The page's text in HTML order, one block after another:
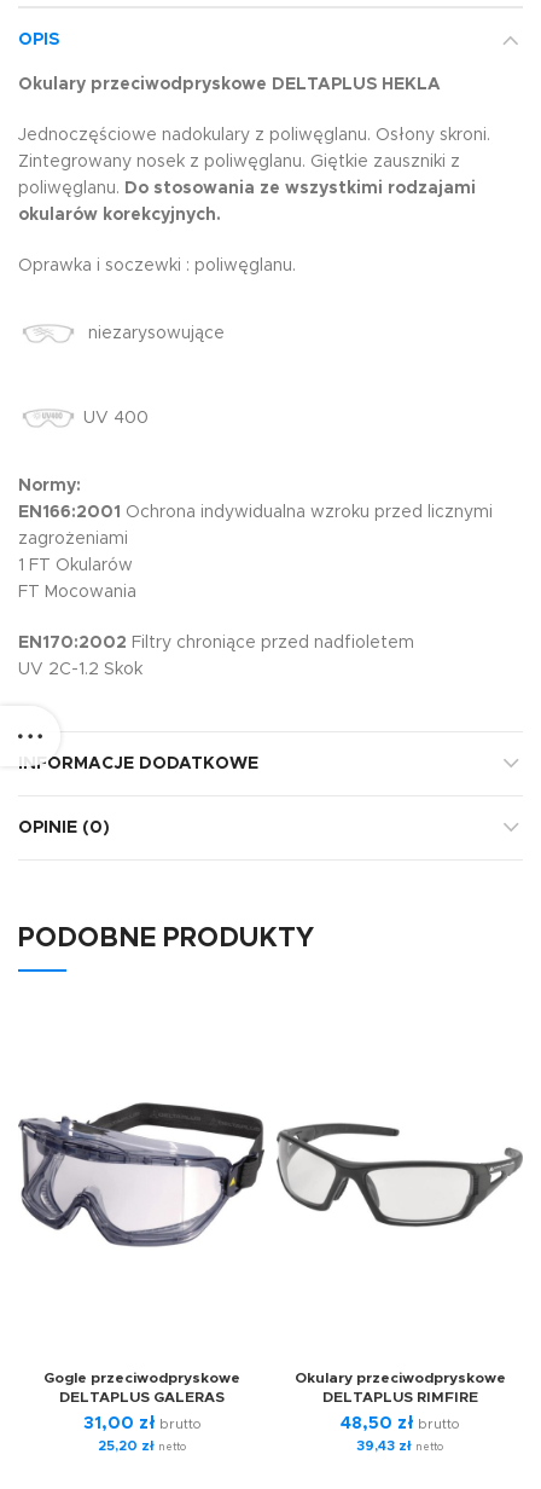
OPIS
Okulary przeciwodpryskowe DELTAPLUS HEKLA
Jednoczęściowe nadokulary z poliwęglanu. Osłony skroni.
Zintegrowany nosek z poliwęglanu. Giętkie zauszniki z
poliwęglanu. Do stosowania ze wszystkimi rodzajami
okularów korekcyjnych.
Oprawka i soczewki : poliwęglanu.
niezarysowujące
UV 400
Normy:
EN166:2001 Ochrona indywidualna wzroku przed licznymi
zagrożeniami
1 FT Okularów
FT Mocowania
EN170:2002 Filtry chroniące przed nadfioletem
UV 2C-1.2 Skok
INFORMACJE DODATKOWE
OPINIE (0)
PODOBNE PRODUKTY
Gogle przeciwodpryskowe
DELTAPLUS GALERAS
31,00 zł brutto
25,20 złnetto
Okulary przeciwodpryskowe
DELTAPLUS RIMFIRE
48,50 zł brutto
39,43 zł netto